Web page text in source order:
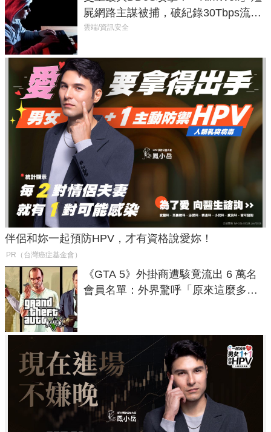
屍網路主謀被捕，破紀錄30Tbps流量
癱瘓全球！
雲端/資訊安全
伴侶和妳一起預防HPV，才有資格說愛妳！
PR（台灣癌症基金會）
《GTA 5》外掛商遭駭竟流出 6 萬名
會員名單：外界驚呼「原來這麼多人